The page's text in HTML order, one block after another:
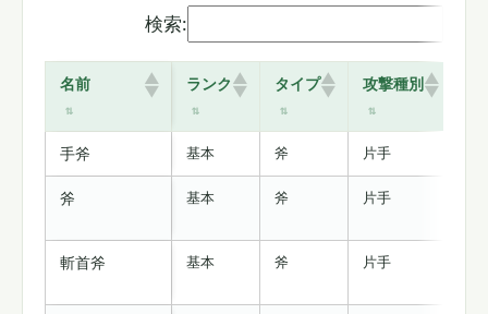
検索:
名前 ランク タイプ 攻撃種別
手斧 基本 斧 片手
斧 基本 斧 片手
斬首斧 基本 斧 片手